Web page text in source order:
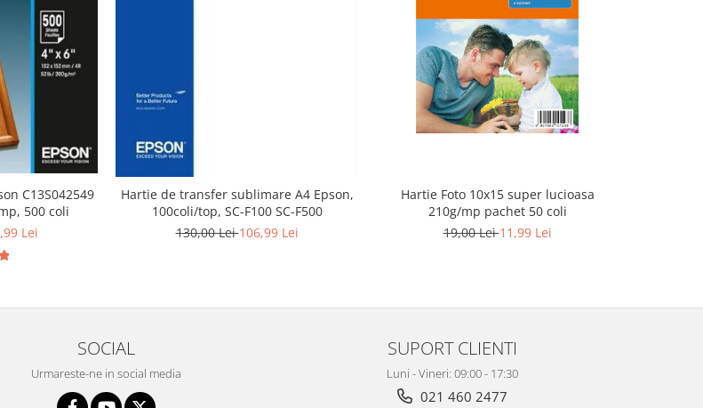
C13S042549
500 coli
Lei
Hartie de transfer sublimare A4 Epson,
100coli/top, SC-F100 SC-F500
130,00 Lei106,99 Lei
Hartie Foto 10x15 super lucioasa
210g/mp pachet 50 coli
19,00 Lei11,99 Lei
SOCIAL
Urmareste-ne in social media
SUPORT CLIENTI
Luni - Vineri: 09:00 - 17:30
021 460 2477